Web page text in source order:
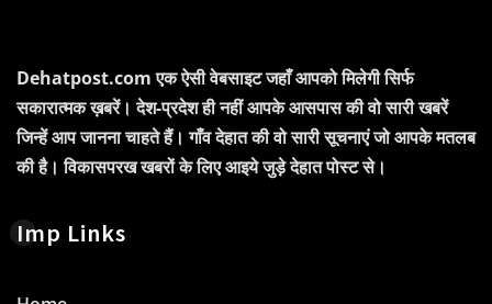
Dehatpost.com एक ऐसी वेबसाइट जहाँ आपको मिलेगी सिर्फ
सकारात्मक ख़बरें। देश-प्रदेश ही नहीं आपके आसपास की वो सारी खबरें
जिन्हें आप जानना चाहते हैं। गाँव देहात की वो सारी सूचनाएं जो आपके मतलब
की है। विकासपरख खबरों के लिए आइये जुड़े देहात पोस्ट से।
Imp Links